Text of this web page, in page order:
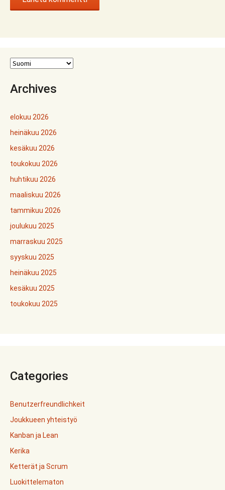
Archives
elokuu 2026
heinäkuu 2026
kesäkuu 2026
toukokuu 2026
huhtikuu 2026
maaliskuu 2026
tammikuu 2026
joulukuu 2025
marraskuu 2025
syyskuu 2025
heinäkuu 2025
kesäkuu 2025
toukokuu 2025
Categories
Benutzerfreundlichkeit
Joukkueen yhteistyö
Kanban ja Lean
Kerika
Ketterät ja Scrum
Luokittelematon